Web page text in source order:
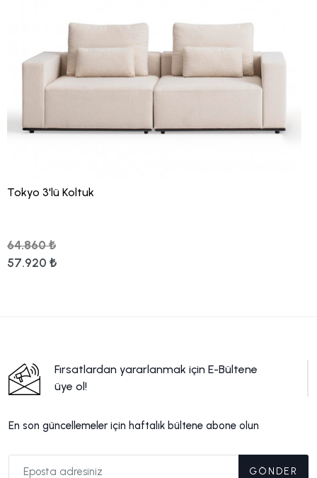
Tokyo 3'lü Koltuk
64.860 ₺
57.920 ₺
Fırsatlardan yararlanmak için E-Bültene
üye ol!
En son güncellemeler için haftalık bültene abone olun
GÖNDER